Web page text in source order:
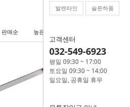
발렌타인 슬픈하품
고객센터
032-549-6923
평일 09:30 ~ 17:00
토요일 09:30 ~ 14:00
일요일, 공휴일 휴무
판매순 높은가격